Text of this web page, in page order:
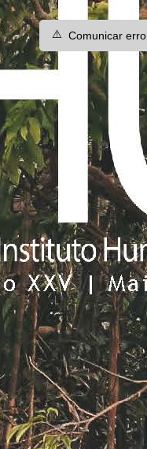
⚠️ Comunicar erro